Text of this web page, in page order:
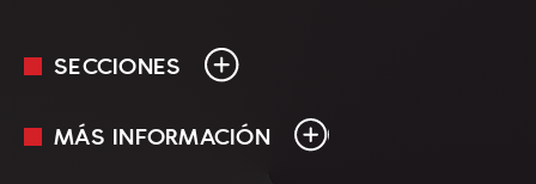
SECCIONES
En Vivo
MÁS INFORMACIÓN